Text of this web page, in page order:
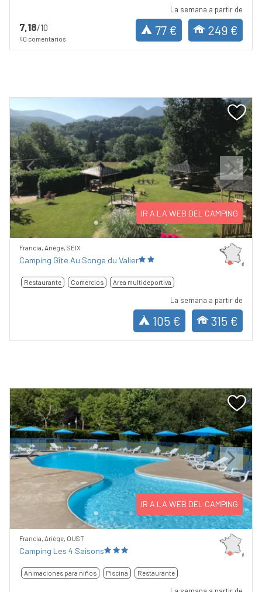
7,18/10
40 comentarios
La semana a partir de
77 € 249 €
Previous Next
IR A LA WEB DEL CAMPING
Francia, Ariège, SEIX
Camping Gîte Au Songe du Valier
Restaurante Comercios Area multideportiva
La semana a partir de
105 € 315 €
Previous Next
IR A LA WEB DEL CAMPING
Francia, Ariège, OUST
Camping Les 4 Saisons
Animaciones para niños Piscina Restaurante